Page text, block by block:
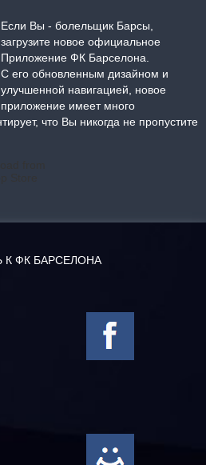
Если Вы - болельщик Барсы,
загрузите новое официальное
Приложение ФК Барселона.
С его обновленным дизайном и
улучшенной навигацией, новое
приложение имеет много
что Вы никогда не пропустите
ФК БАРСЕЛОНА